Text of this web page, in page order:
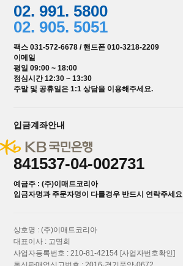
02. 991. 5800
02. 905. 5051
팩스 031-572-6678 / 핸드폰 010-3218-2209
이메일
평일 09:00 ~ 18:00
점심시간 12:30 ~ 13:30
주말 및 공휴일은 1:1 상담을 이용해주세요.
입금계좌안내
841537-04-002731
예금주 : (주)이매트코리아
입금자명과 주문자명이 다를경우 반드시 연락주세요
상호명 : (주)이매트코리아
대표이사 : 고명희
사업자등록번호 : 210-81-42154 [사업자번호확인]